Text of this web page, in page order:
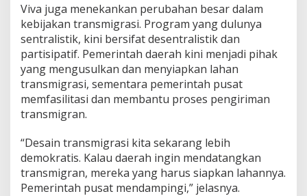
Viva juga menekankan perubahan besar dalam
kebijakan transmigrasi. Program yang dulunya
sentralistik, kini bersifat desentralistik dan
partisipatif. Pemerintah daerah kini menjadi pihak
yang mengusulkan dan menyiapkan lahan
transmigrasi, sementara pemerintah pusat
memfasilitasi dan membantu proses pengiriman
transmigran.
“Desain transmigrasi kita sekarang lebih
demokratis. Kalau daerah ingin mendatangkan
transmigran, mereka yang harus siapkan lahannya.
Pemerintah pusat mendampingi,” jelasnya.